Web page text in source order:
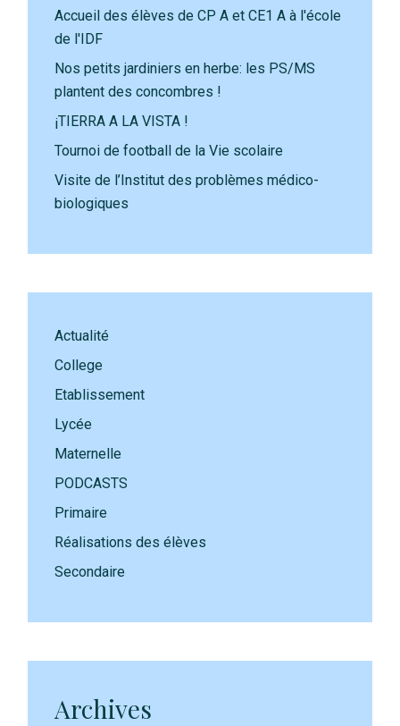
Accueil des élèves de CP A et CE1 A à l'école
de l'IDF
Nos petits jardiniers en herbe: les PS/MS
plantent des concombres !
¡TIERRA A LA VISTA !
Tournoi de football de la Vie scolaire
Visite de l’Institut des problèmes médico-
biologiques
Actualité
College
Etablissement
Lycée
Maternelle
PODCASTS
Primaire
Réalisations des élèves
Secondaire
Archives